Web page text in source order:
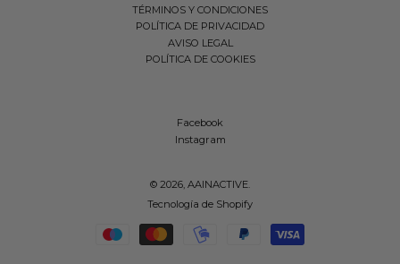
TÉRMINOS Y CONDICIONES
POLÍTICA DE PRIVACIDAD
AVISO LEGAL
POLÍTICA DE COOKIES
Facebook
Instagram
© 2026, AAINACTIVE
Tecnología de Shopify
Métodos de pago